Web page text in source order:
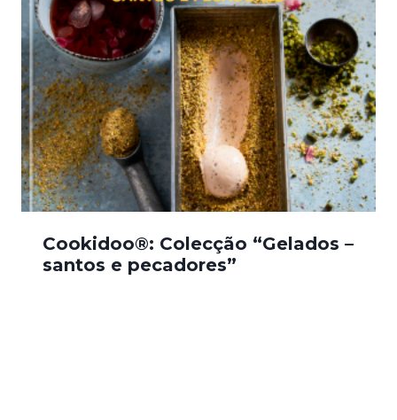
Cookidoo®: Colecção “Gelados –
santos e pecadores”